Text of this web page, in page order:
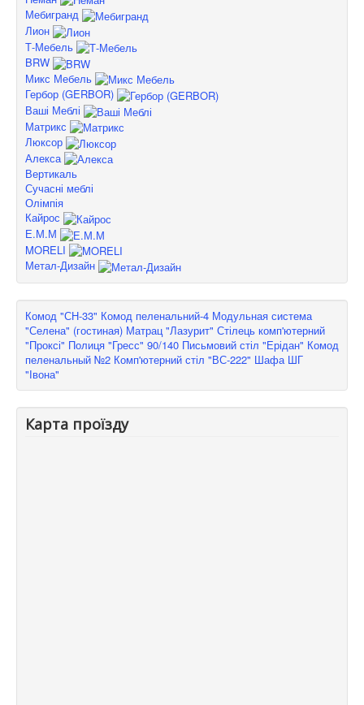
Мебигранд
Лион
Т-Мебель
BRW
Микс Мебель
Гербор (GERBOR)
Ваші Меблі
Матрикс
Люксор
Алекса
Вертикаль
Сучасні меблі
Олімпія
Кайрос
Е.М.М
MORELI
Метал-Дизайн
Комод "СН-33" Комод пеленальний-4 Модульная система
"Селена" (гостиная) Матрац "Лазурит" Стілець комп'ютерний
"Проксі" Полиця "Гресс" 90/140 Письмовий стіл "Ерідан" Комод
пеленальный №2 Комп'ютерний стіл "ВС-222" Шафа ШГ
"Івона"
Карта проїзду